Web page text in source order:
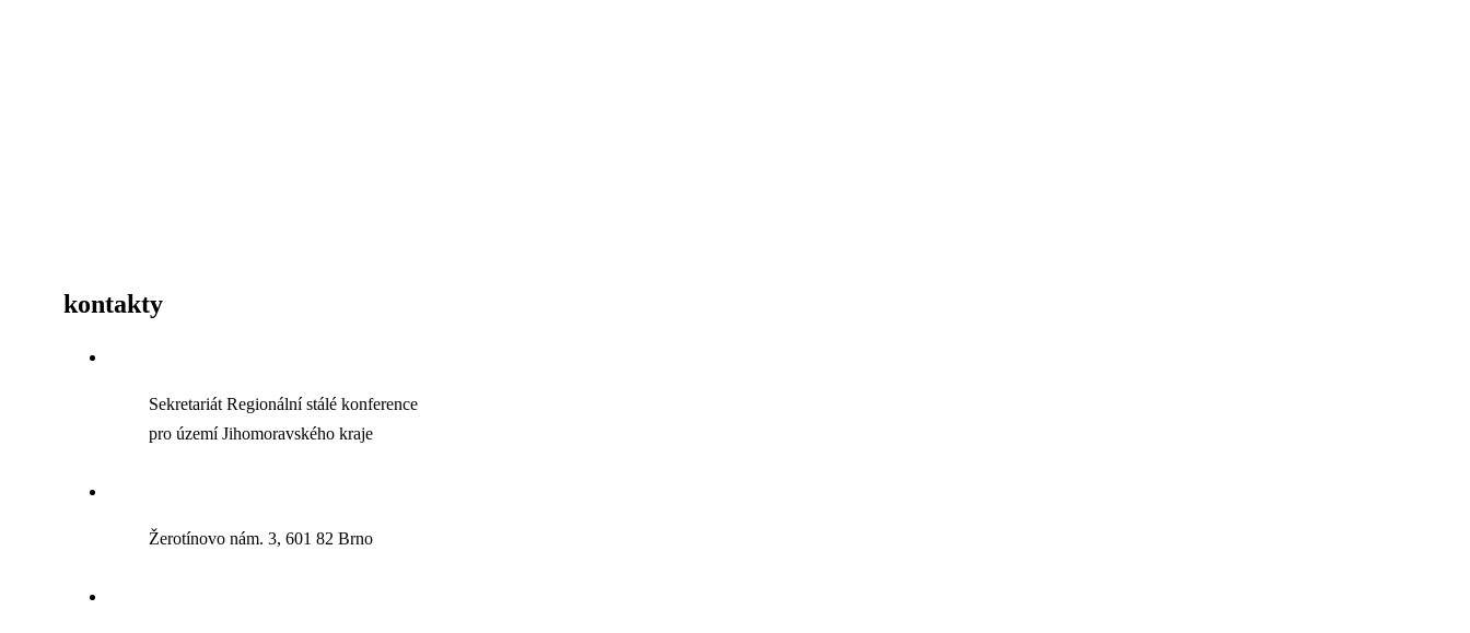
kontakty
Sekretariát Regionální stálé konference
pro území Jihomoravského kraje
Žerotínovo nám. 3, 601 82 Brno